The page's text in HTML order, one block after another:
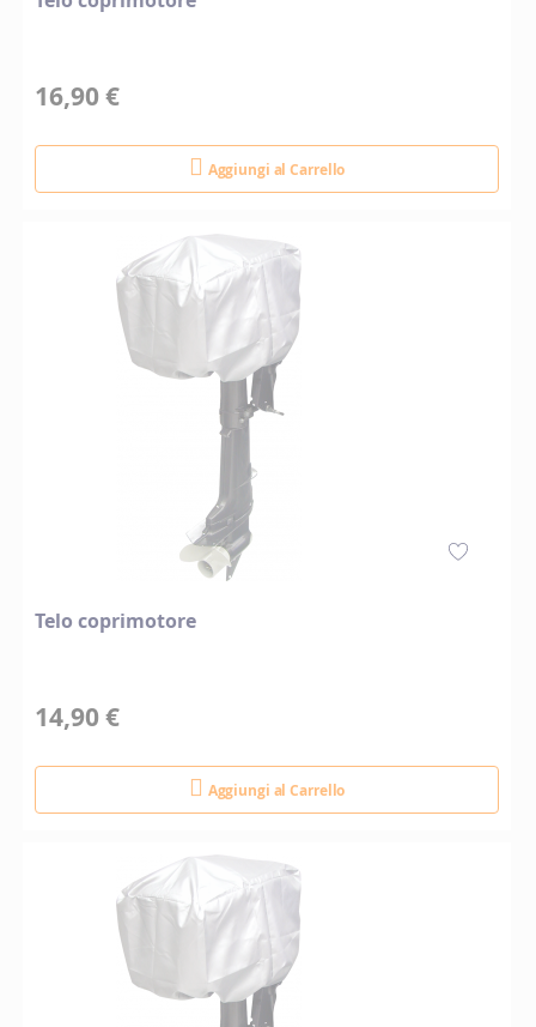
16,90 €
Aggiungi al Carrello
Telo coprimotore
14,90 €
Aggiungi al Carrello